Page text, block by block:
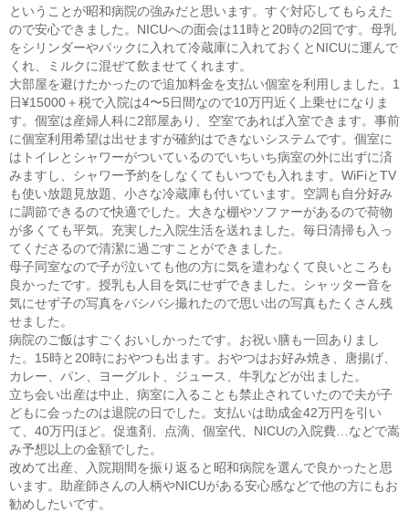
ということが昭和病院の強みだと思います。すぐ対応してもらえた
ので安心できました。NICUへの面会は11時と20時の2回です。母乳
をシリンダーやパックに入れて冷蔵庫に入れておくとNICUに運んで
くれ、ミルクに混ぜて飲ませてくれます。
大部屋を避けたかったので追加料金を支払い個室を利用しました。1
日¥15000＋税で入院は4〜5日間なので10万円近く上乗せになりま
す。個室は産婦人科に2部屋あり、空室であれば入室できます。事前
に個室利用希望は出せますが確約はできないシステムです。個室に
はトイレとシャワーがついているのでいちいち病室の外に出ずに済
みますし、シャワー予約をしなくてもいつでも入れます。WiFiとTV
も使い放題見放題、小さな冷蔵庫も付いています。空調も自分好み
に調節できるので快適でした。大きな棚やソファーがあるので荷物
が多くても平気。充実した入院生活を送れました。毎日清掃も入っ
てくださるので清潔に過ごすことができました。
母子同室なので子が泣いても他の方に気を遣わなくて良いところも
良かったです。授乳も人目を気にせずできました。シャッター音を
気にせず子の写真をバシバシ撮れたので思い出の写真もたくさん残
せました。
病院のご飯はすごくおいしかったです。お祝い膳も一回ありまし
た。15時と20時におやつも出ます。おやつはお好み焼き、唐揚げ、
カレー、パン、ヨーグルト、ジュース、牛乳などが出ました。
立ち会い出産は中止、病室に入ることも禁止されていたので夫が子
どもに会ったのは退院の日でした。支払いは助成金42万円を引い
て、40万円ほど。促進剤、点滴、個室代、NICUの入院費…などで嵩
み予想以上の金額でした。
改めて出産、入院期間を振り返ると昭和病院を選んで良かったと思
います。助産師さんの人柄やNICUがある安心感などで他の方にもお
勧めしたいです。